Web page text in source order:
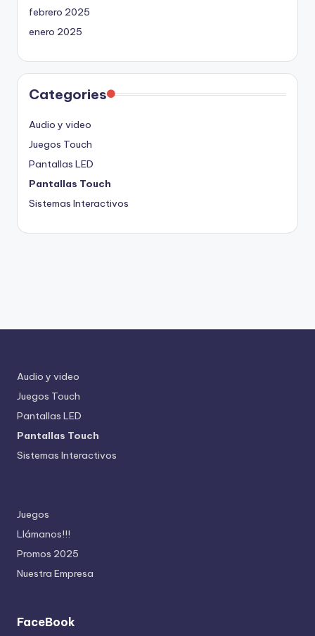
febrero 2025
enero 2025
Categories
Audio y video
Juegos Touch
Pantallas LED
Pantallas Touch
Sistemas Interactivos
Audio y video
Juegos Touch
Pantallas LED
Pantallas Touch
Sistemas Interactivos
Juegos
Llámanos!!!
Promos 2025
Nuestra Empresa
FaceBook